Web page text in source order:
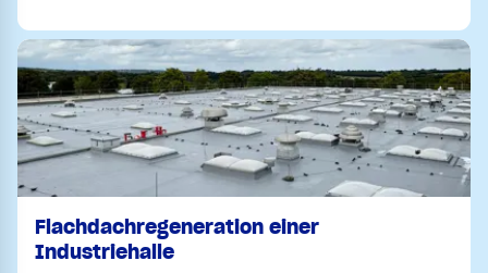
Flachdachregeneration einer
Industriehalle